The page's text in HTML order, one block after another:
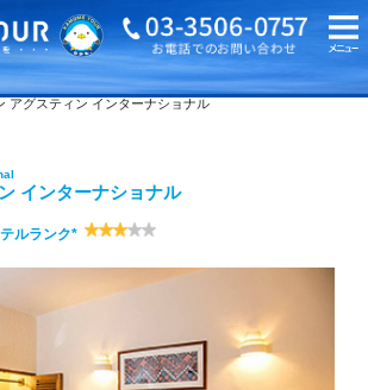
アグスティン インターナショナル
インターナショナル
ルランク*